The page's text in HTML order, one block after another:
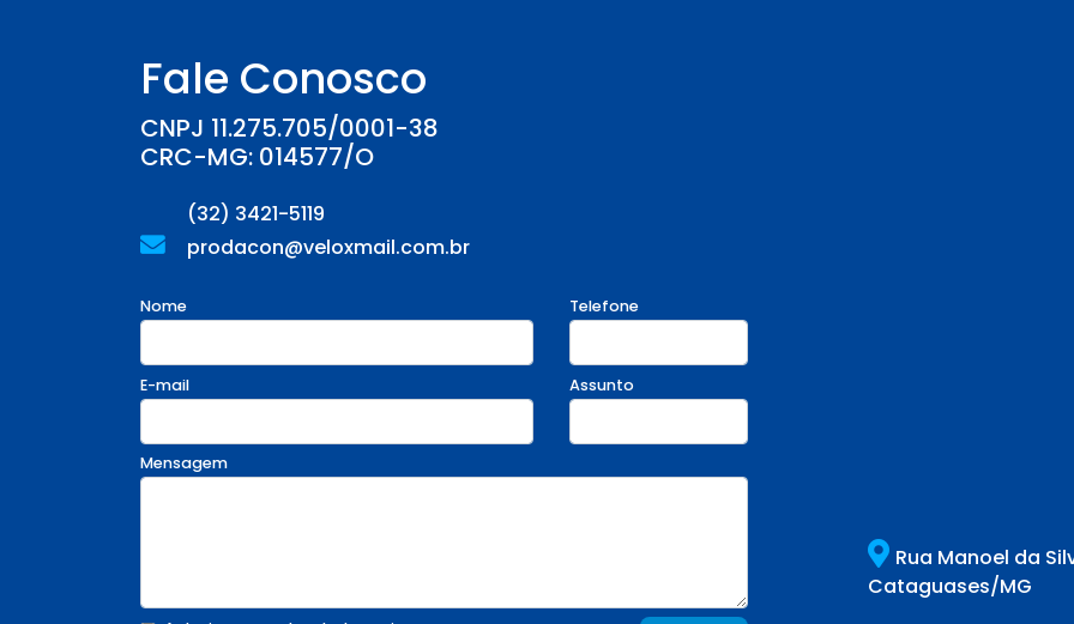
Fale Conosco
CNPJ 11.275.705/0001-38
CRC-MG: 014577/O
(32) 3421-5119
prodacon@veloxmail.com.br
Nome Telefone
E-mail Assunto
Mensagem
Rua Manoel da
Cataguases/MG